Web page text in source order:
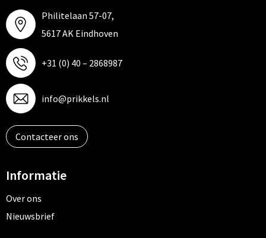
Philitelaan 57-07,
5617 AK Eindhoven
+31 (0) 40 – 2868987
info@prikkels.nl
Contacteer ons
Informatie
Over ons
Nieuwsbrief